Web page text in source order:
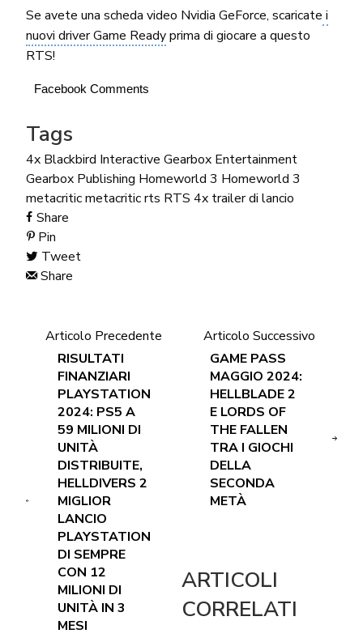
Se avete una scheda video Nvidia GeForce, scaricate i
nuovi driver Game Readyprima di giocare a questo
RTS!
Facebook Comments
Tags
4x Blackbird Interactive Gearbox Entertainment
Gearbox Publishing Homeworld 3 Homeworld 3
metacriticmetacriticrts RTS 4x trailer di lancio
Share
Pin
Tweet
Share
Articolo Precedente
RISULTATI
FINANZIARI
PLAYSTATION
2024: PS5 A
59 MILIONI DI
UNITÀ
DISTRIBUITE,
HELLDIVERS 2
MIGLIOR
LANCIO
PLAYSTATION
DI SEMPRE
CON 12
MILIONI DI
UNITÀ IN 3
MESI
Articolo Successivo
GAME PASS
MAGGIO 2024:
HELLBLADE 2
E LORDS OF
THE FALLEN
TRA I GIOCHI
DELLA
SECONDA
METÀ
ARTICOLI
CORRELATI